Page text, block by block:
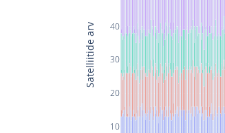
10
20
30
40
Satelliitide arv